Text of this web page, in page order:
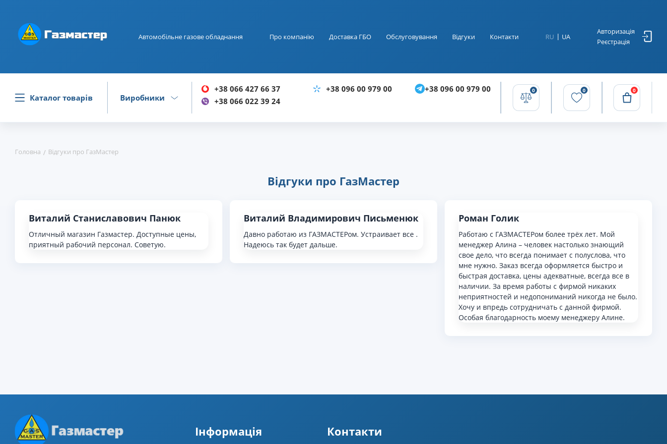
Автомобільне газове обладнання Про компанію Доставка ГБО Обслуговування Відгуки Контакти RU UA
Авторизація
Реєстрація
Каталог товарів Виробники
+38 066 427 66 37
+38 096 00 979 00
+38 066 022 39 24
+38 096 00 979 00 0 0 0
Головна Відгуки про ГазМастер
Відгуки про ГазМастер
Виталий Станиславович Панюк
Отличный магазин Газмастер. Доступные цены,
приятный рабочий персонал. Советую.
Виталий Владимирович Письменюк
Давно работаю из ГАЗМАСТЕРом. Устраивает все .
Надеюсь так будет дальше.
Роман Голик
Работаю с ГАЗМАСТЕРом более трёх лет. Мой
менеджер Алина – человек настолько знающий
свое дело, что всегда понимает с полуслова, что
мне нужно. Заказ всегда оформляется быстро и
быстрая доставка, цены адекватные, всегда все в
наличии. За время работы с фирмой никаких
неприятностей и недопониманий никогда не было.
Хочу и впредь сотрудничать с данной фирмой.
Особая благодарность моему менеджеру Алине.
Iнформацiя Контакти